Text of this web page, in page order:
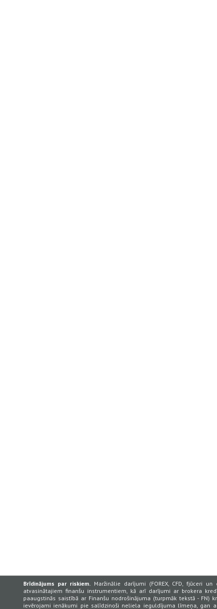
Brīdinājums par riskiem. Maržinālie darījumi (FOREX, CFD, fjūceri
atvasinātajiem finanšu instrumentiem, kā arī darījumi ar brokera
paaugstinās saistībā ar Finanšu nodrošinājuma (turpmāk tekstā -
ievērojami ienākumi pie salīdzinoši neliela ieguldījuma līmeņa, gan